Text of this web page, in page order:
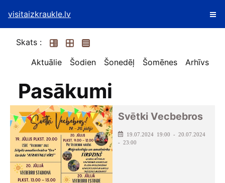
visitaizkraukle.lv
Skats :
Aktuālie
Šodien Šonedēļ Šomēnes Arhīvs
Pasākumi
Svētki Vecbebros
19.07.2024 19:00 - 20.07.2024
- 23:00